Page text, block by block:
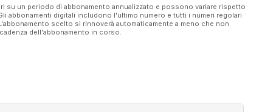
un periodo di abbonamento annualizzato e possono variare rispetto
digitali includono l'ultimo numero e tutti i numeri regolari
scelto si rinnoverà automaticamente a meno che non
dell'abbonamento in corso.